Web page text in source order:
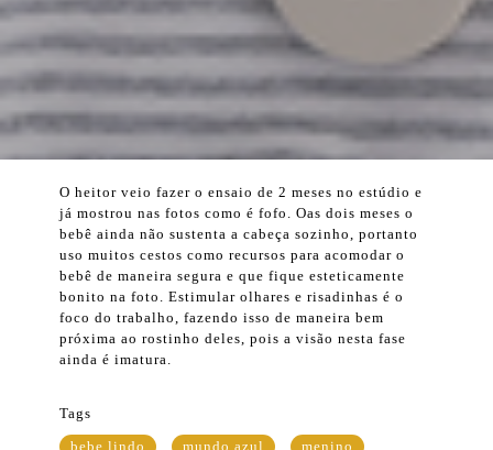
O heitor veio fazer o ensaio de 2 meses no estúdio e
já mostrou nas fotos como é fofo. Oas dois meses o
bebê ainda não sustenta a cabeça sozinho, portanto
uso muitos cestos como recursos para acomodar o
bebê de maneira segura e que fique esteticamente
bonito na foto. Estimular olhares e risadinhas é o
foco do trabalho, fazendo isso de maneira bem
próxima ao rostinho deles, pois a visão nesta fase
ainda é imatura.
Tags
bebe lindo
mundo azul
menino